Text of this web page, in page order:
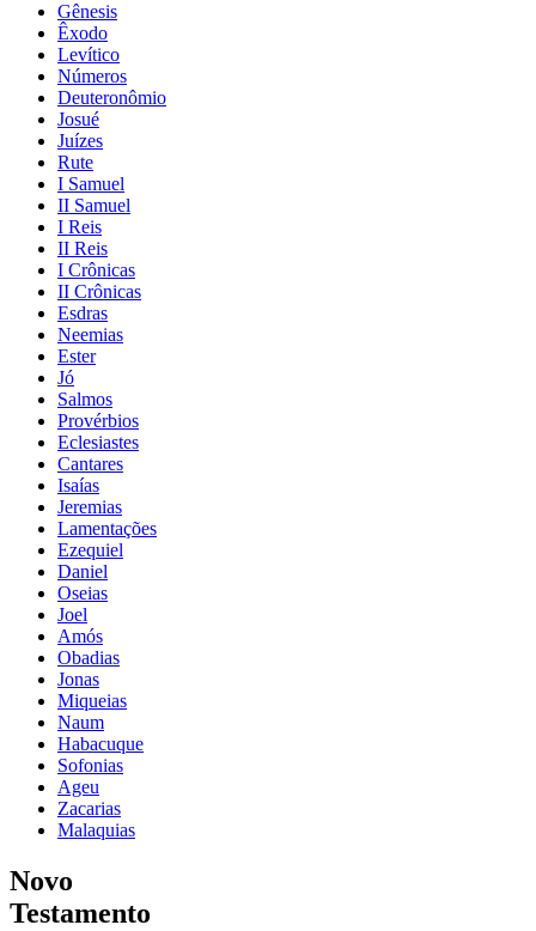
Gênesis
Êxodo
Levítico
Números
Deuteronômio
Josué
Juízes
Rute
I Samuel
II Samuel
I Reis
II Reis
I Crônicas
II Crônicas
Esdras
Neemias
Ester
Jó
Salmos
Provérbios
Eclesiastes
Cantares
Isaías
Jeremias
Lamentações
Ezequiel
Daniel
Oseias
Joel
Amós
Obadias
Jonas
Miqueias
Naum
Habacuque
Sofonias
Ageu
Zacarias
Malaquias
Novo
Testamento